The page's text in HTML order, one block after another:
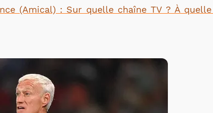
(Amical) : Sur quelle chaîne TV ? À